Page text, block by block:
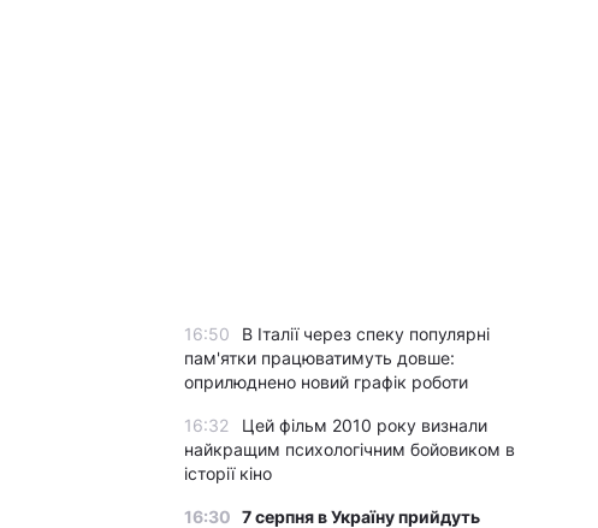
16:50
В Італії через спеку популярні
пам'ятки працюватимуть довше:
оприлюднено новий графік роботи
16:32
Цей фільм 2010 року визнали
найкращим психологічним бойовиком в
історії кіно
16:30 7 серпня в Україну прийдуть